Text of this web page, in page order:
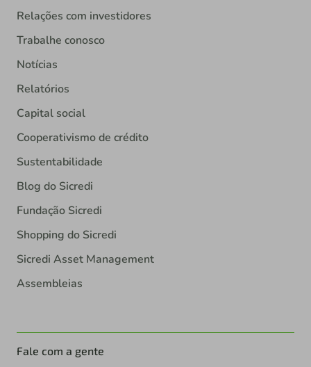
Relações com investidores
Trabalhe conosco
Notícias
Relatórios
Capital social
Cooperativismo de crédito
Sustentabilidade
Blog do Sicredi
Fundação Sicredi
Shopping do Sicredi
Sicredi Asset Management
Assembleias
Fale com a gente